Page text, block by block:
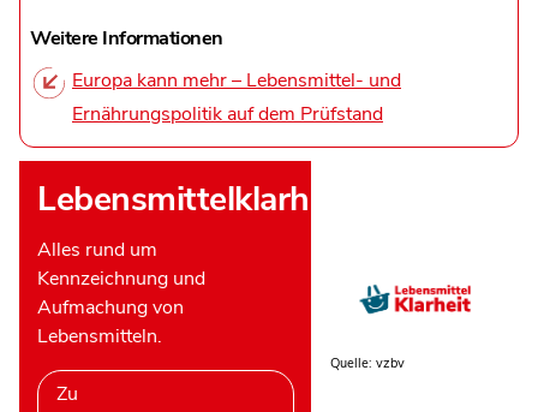
Weitere Informationen
Europa kann mehr – Lebensmittel- und
Ernährungspolitik auf dem Prüfstand
Lebensmittelklarheit
Alles rund um
Kennzeichnung und
Aufmachung von
Lebensmitteln.
Zu
Quelle: vzbv